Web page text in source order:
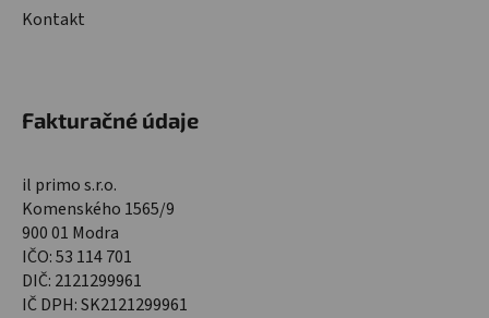
Kontakt
Fakturačné údaje
il primo s.r.o.
Komenského 1565/9
900 01 Modra
IČO: 53 114 701
DIČ: 2121299961
IČ DPH: SK2121299961